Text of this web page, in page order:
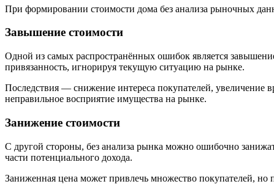
При формировании стоимости дома без анализа рыночных
Завышение стоимости
Одной из самых распространённых ошибок является
привязанность, игнорируя текущую ситуацию на рынке.
Последствия — снижение интереса покупателей, увеличение
неправильное восприятие имущества на рынке.
Занижение стоимости
С другой стороны, без анализа рынка можно ошибочно
части потенциального дохода.
Заниженная цена может привлечь множество покупателей,